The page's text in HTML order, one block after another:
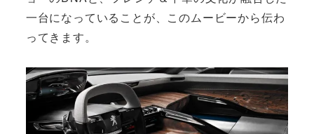
一台になっていることが、このムービーから伝わ
ってきます。